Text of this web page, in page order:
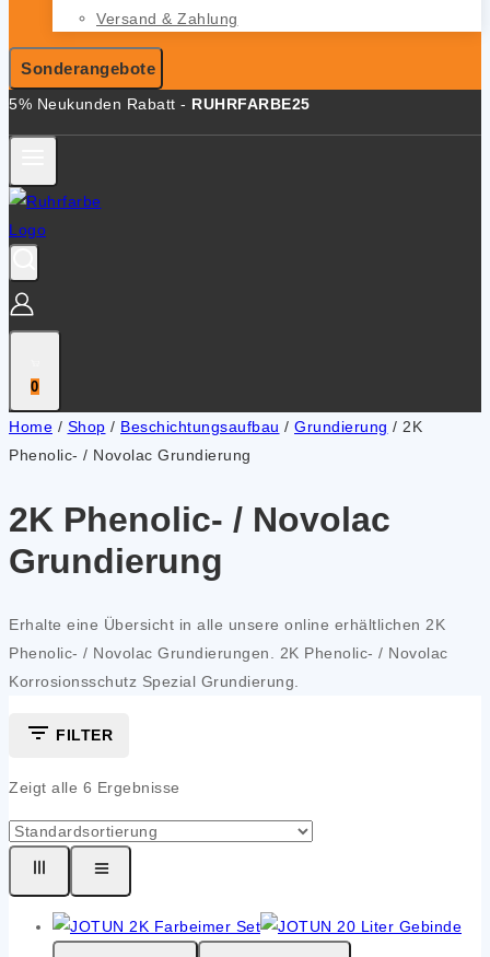
Versand & Zahlung
Sonderangebote
5% Neukunden Rabatt - RUHRFARBE25
0
Home / Shop / Beschichtungsaufbau / Grundierung / 2K
Phenolic- / Novolac Grundierung
2K Phenolic- / Novolac
Grundierung
Erhal­te eine Über­sicht in alle unse­re online erhält­li­chen 2K
Phe­n­o­lic- / Novo­lac Grun­die­run­gen. 2K Phe­n­o­lic- / Novo­lac
Kor­ro­si­ons­schutz Spe­zi­al Grun­die­rung.
FILTER
Zeigt alle 6 Ergebnisse